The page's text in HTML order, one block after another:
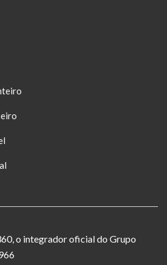
o integrador oficial do Grupo